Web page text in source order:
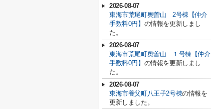
2026-08-07
東海市荒尾町奥曽山 2号棟【仲介
手数料0円】 の情報を更新しまし
た。
2026-08-07
東海市荒尾町奥曽山 １号棟【仲介
手数料0円】 の情報を更新しまし
た。
2026-08-07
東海市養父町八王子2号棟の情報を
更新しました。